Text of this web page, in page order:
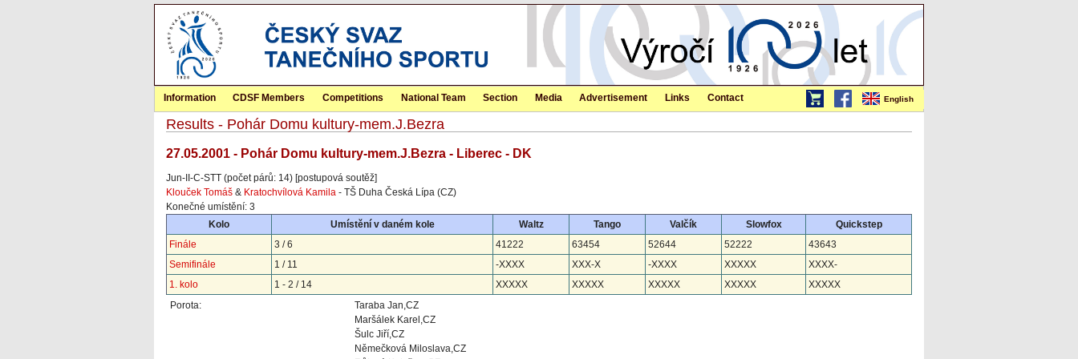
English
Information CDSF Members Competitions National Team Section Media Advertisement Links Contact
Results - Pohár Domu kultury-mem.J.Bezra
27.05.2001 - Pohár Domu kultury-mem.J.Bezra - Liberec - DK
Jun-II-C-STT (počet párů: 14) [postupová soutěž]
Klouček Tomáš & Kratochvílová Kamila - TŠ Duha Česká Lípa (CZ)
Konečné umístění: 3
Kolo
Umístění v daném kole Waltz Tango Valčík Slowfox
Quickstep
Finále
3 / 6 41222 63454 52644 52222
43643
Semifinále
1 / 11 -XXXX XXX-X -XXXX XXXXX
XXXX-
1. kolo
1 - 2 / 14 XXXXX XXXXX XXXXX XXXXX
XXXXX
Porota:
Taraba Jan,CZ
Maršálek Karel,CZ
Šulc Jiří,CZ
Němečková Miloslava,CZ